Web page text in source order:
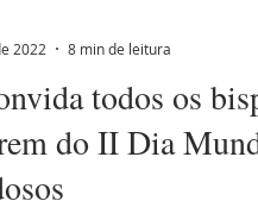
todos os
do II Dia
2022
8 min de leitura